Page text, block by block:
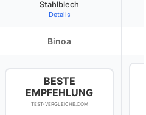
Stahlblech
Details
Binoa
BESTE
EMPFEHLUNG
TEST-VERGLEICHE.COM